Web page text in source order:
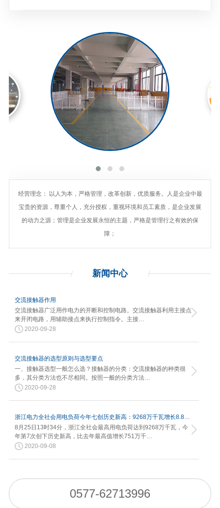
经营理念： 以人为本，严格管理，改革创新，优质服务。人是企业中最
宝贵的资源，尊重个人，充分授权，重视环境和员工素质，是企业发展
的动力之源；管理是企业发展永恒的主题，严格是管理行之有效的保
障；
新闻 中心
交流接触器作用
交流接触器广泛用作电力的开断和控制电路。交流接触器利用主接点
来开闭电路，用辅助接点来执行控制指令。主接…
2020-09-28
交流接触器的选型原则与选型要点
一、接触器选型一般怎么选？接触器的分类：交流接触器的种类很
多，其分类方法也不尽相同。按照一般的分类方法…
2020-09-28
浙江电力全社会用电负荷今年七创历史新高：9268万千瓦增长8.82%
8月25日13时34分，浙江全社会最高用电负荷达到9268万千瓦，今
年第7次创下历史新高，比去年最高值增长751万千…
2020-09-08
0577-62713996